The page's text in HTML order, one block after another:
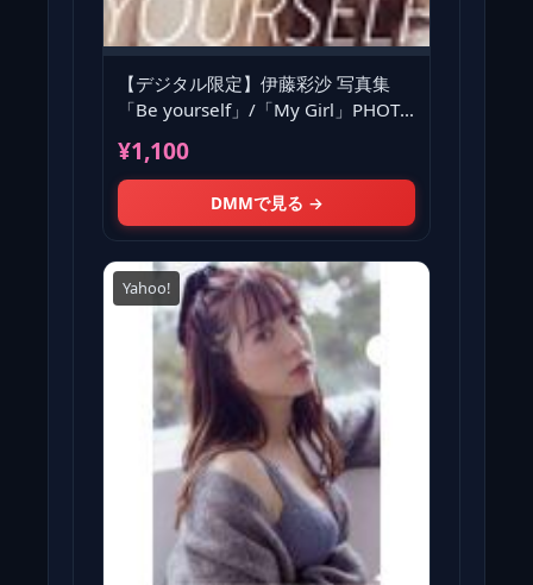
【デジタル限定】伊藤彩沙 写真集
「Be yourself」/「My Girl」PHOTO
¥1,100
DMMで見る →
Yahoo!